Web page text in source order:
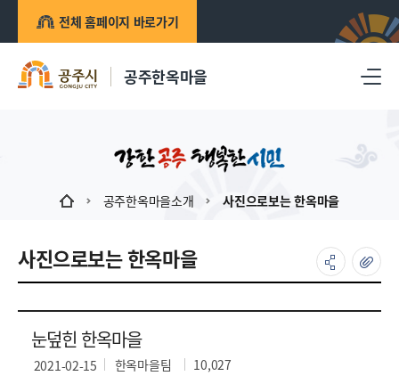
전체 홈페이지 바로가기
공주한옥마을
공주한옥마을소개 사진으로보는 한옥마을
사진으로보는 한옥마을
눈덮힌 한옥마을
한옥마을팀 10,027
2021-02-15